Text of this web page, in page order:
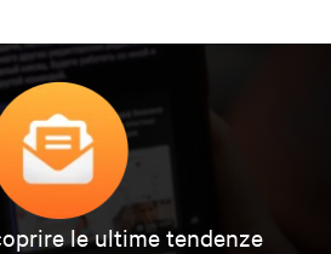
le ultime tendenze